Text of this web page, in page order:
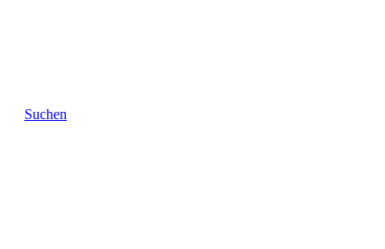
Suchen